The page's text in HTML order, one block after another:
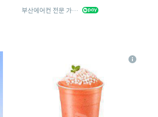
부산에어컨 전문 가화Eng
상